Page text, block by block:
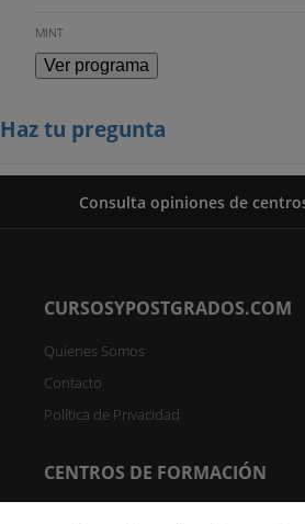
MINT
Ver programa
Haz tu pregunta
Consulta opiniones de
CURSOSYPOSTGRADOS.COM
Quienes Somos
Contacto
Política de Privacidad
CENTROS DE FORMACIÓN